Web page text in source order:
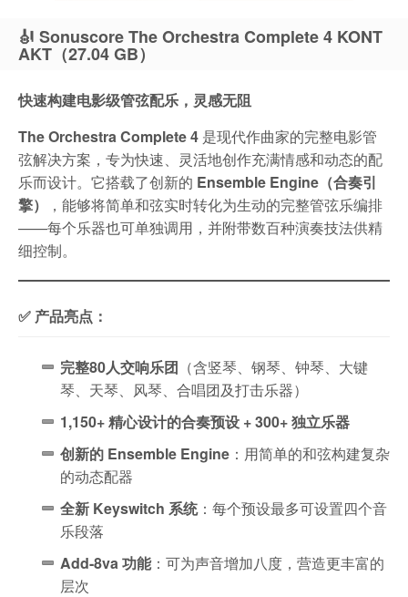
🎻 Sonuscore The Orchestra Complete 4 KONT
AKT（27.04 GB）
快速构建电影级管弦配乐，灵感无阻
The Orchestra Complete 4 是现代作曲家的完整电影管
弦解决方案，专为快速、灵活地创作充满情感和动态的配
乐而设计。它搭载了创新的 Ensemble Engine（合奏引
擎）
，能够将简单和弦实时转化为生动的完整管弦乐编排
——每个乐器也可单独调用，并附带数百种演奏技法供精
细控制。
✅ 产品亮点：
完整80人交响乐团 （含竖琴、钢琴、钟琴、大键
琴、天琴、风琴、合唱团及打击乐器）
1,150+ 精心设计的合奏预设 + 300+ 独立乐器
创新的 Ensemble Engine ：用简单的和弦构建复杂
的动态配器
全新 Keyswitch 系统：每个预设最多可设置四个音
乐段落
Add-8va 功能：可为声音增加八度，营造更丰富的
层次